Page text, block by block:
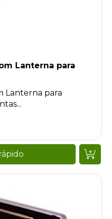
Lanterna para
Lanterna para